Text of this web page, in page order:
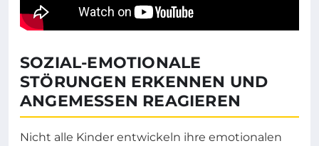
SOZIAL-EMOTIONALE
STÖRUNGEN ERKENNEN UND
ANGEMESSEN REAGIEREN
Nicht alle Kinder entwickeln ihre emotionalen